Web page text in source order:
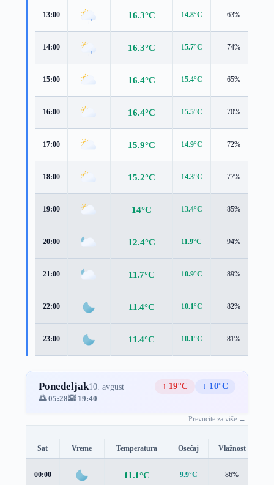
13:00 16.3°C 14.8°C 63%
14:00 16.3°C 15.7°C 74%
15:00 16.4°C 15.4°C 65%
16:00 16.4°C 15.5°C 70%
17:00 15.9°C 14.9°C 72%
18:00 15.2°C 14.3°C 77%
19:00 14°C 13.4°C 85%
20:00 12.4°C 11.9°C 94%
21:00 11.7°C 10.9°C 89%
22:00 11.4°C 10.1°C 82%
23:00 11.4°C 10.1°C 81%
Ponedeljak10. avgust ↑ 19°C
↓ 10°C
🌅 05:28🌇 19:40
Prevucite za više →
Sat Vreme Temperatura Osećaj Vlažnost
00:00 11.1°C 9.9°C 86%